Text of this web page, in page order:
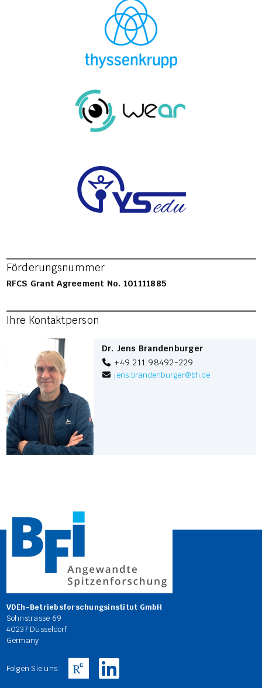
Förderungsnummer
RFCS Grant Agreement No. 101111885
Ihre Kontaktperson
Dr. Jens Brandenburger
+49 211 98492-229
jens.brandenburger@bfi.de
VDEh-Betriebsforschungsinstitut GmbH
Sohnstrasse 69
40237 Düsseldorf
Germany
Folgen Sie uns: